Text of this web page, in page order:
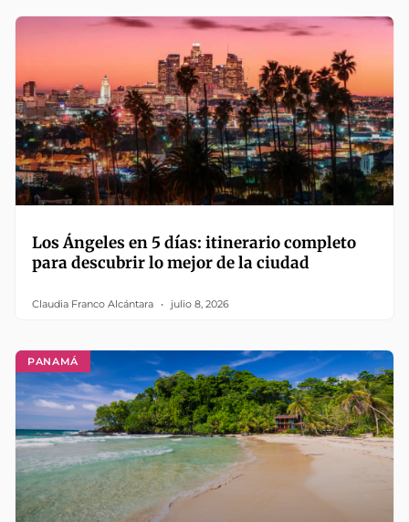
Los Ángeles en 5 días: itinerario completo
para descubrir lo mejor de la ciudad
Claudia Franco Alcántara julio 8, 2026
PANAMÁ